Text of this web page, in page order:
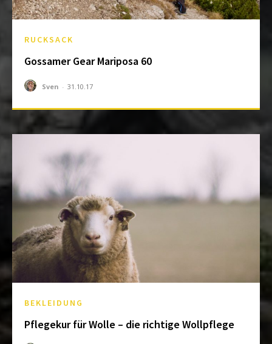
RUCKSACK
Gossamer Gear Mariposa 60
Sven - 31.10.17
BEKLEIDUNG
Pflegekur für Wolle – die richtige Wollpflege